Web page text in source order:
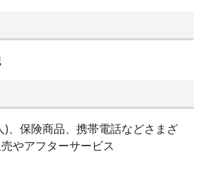
)、保険商品、携帯電話などさまざ
やアフターサービス